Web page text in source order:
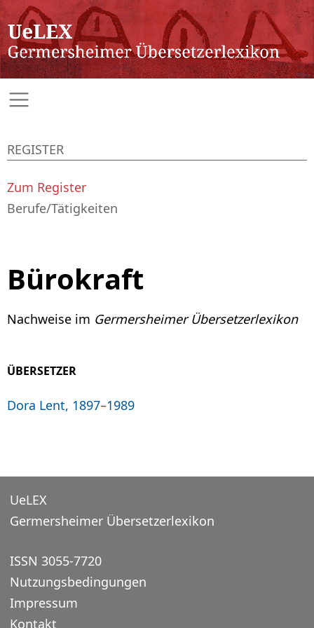
Bürokraft
Nachweise im Germersheimer Übersetzerlexikon
ÜBERSETZER
Dora Lent, 1897–1989
REGISTER
Zum Register
Berufe/Tätigkeiten
UeLEX
Germersheimer Übersetzerlexikon
ISSN 3055-7720
Nutzungsbedingungen
Impressum
Kontakt